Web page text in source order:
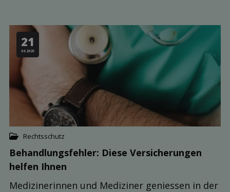
21
04.2025
Rechtsschutz
Behandlungsfehler: Diese Versicher­ungen
helfen Ihnen
Medizinerinnen und Mediziner geniessen in der